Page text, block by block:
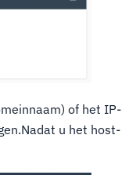
of het IP-
u het host-